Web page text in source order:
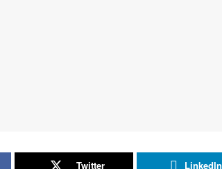
Twitter LinkedIn